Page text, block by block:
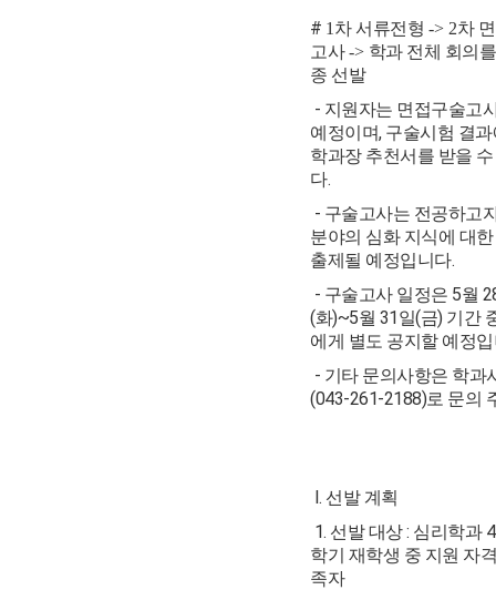
# 1 차 서류전형 -> 2차
고사-> 학과 전체 회의
종 선발
- 지원자는 면접구술고
예정이며, 구술시험 결
학과장 추천서를 받을
다.
- 구술고사는 전공하고
분야의 심화 지식에 대
출제될 예정입니다.
- 구술고사 일정은 5월
(화)~5월 31일(금) 기간
에게 별도 공지할 예정
- 기타 문의사항은 학과
(043-261-2188)로 문의
I. 선발 계획
1. 선발 대상 : 심리학과
학기 재학생 중 지원 자
족자